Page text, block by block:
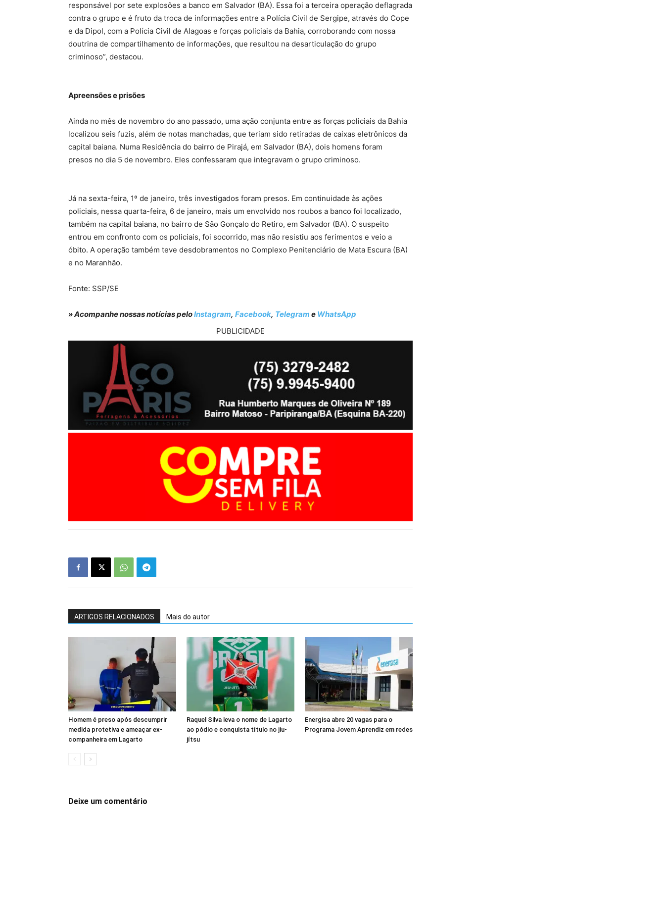
responsável por sete explosões a banco em Salvador (BA). Essa foi a terceira operação deflagrada
contra o grupo e é fruto da troca de informações entre a Polícia Civil de Sergipe, através do Cope
e da Dipol, com a Polícia Civil de Alagoas e forças policiais da Bahia, corroborando com nossa
doutrina de compartilhamento de informações, que resultou na desarticulação do grupo
criminoso”, destacou.
Apreensões e prisões
Ainda no mês de novembro do ano passado, uma ação conjunta entre as forças policiais da Bahia
localizou seis fuzis, além de notas manchadas, que teriam sido retiradas de caixas eletrônicos da
capital baiana. Numa Residência do bairro de Pirajá, em Salvador (BA), dois homens foram
presos no dia 5 de novembro. Eles confessaram que integravam o grupo criminoso.
Já na sexta-feira, 1º de janeiro, três investigados foram presos. Em continuidade às ações
policiais, nessa quarta-feira, 6 de janeiro, mais um envolvido nos roubos a banco foi localizado,
também na capital baiana, no bairro de São Gonçalo do Retiro, em Salvador (BA). O suspeito
entrou em confronto com os policiais, foi socorrido, mas não resistiu aos ferimentos e veio a
óbito. A operação também teve desdobramentos no Complexo Penitenciário de Mata Escura (BA)
e no Maranhão.
Fonte: SSP/SE
» Acompanhe nossas notícias peloInstagram, Facebook, Telegram e WhatsApp
PUBLICIDADE
ARTIGOS RELACIONADOS Mais do autor
Homem é preso após descumprir
medida protetiva e ameaçar ex-
companheira em Lagarto
Raquel Silva leva o nome de Lagarto
ao pódio e conquista título no jiu-
jítsu
Energisa abre 20 vagas para o
Programa Jovem Aprendiz em redes
Deixe um comentário